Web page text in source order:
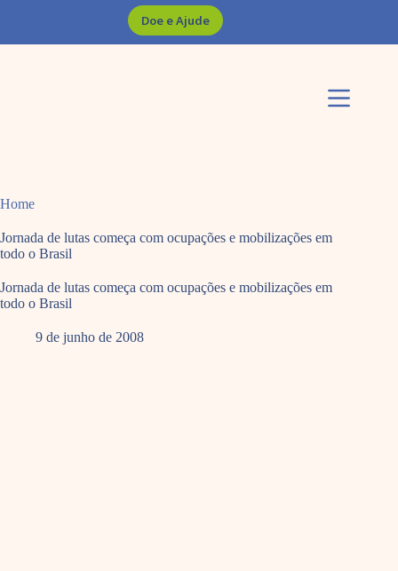
Doe e Ajude
Home
Jornada de lutas começa com ocupações e mobilizações em
todo o Brasil
Jornada de lutas começa com ocupações e mobilizações em
todo o Brasil
9 de junho de 2008